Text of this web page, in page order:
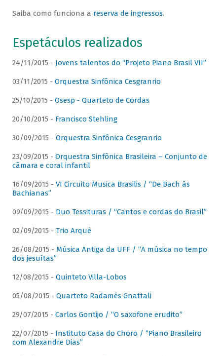
Saiba como funciona a reserva de ingressos.
Espetáculos realizados
24/11/2015 - Jovens talentos do “Projeto Piano Brasil VII”
03/11/2015 - Orquestra Sinfônica Cesgranrio
25/10/2015 - Osesp - Quarteto de Cordas
20/10/2015 - Francisco Stehling
30/09/2015 - Orquestra Sinfônica Cesgranrio
23/09/2015 - Orquestra Sinfônica Brasileira – Conjunto de
câmara e coral infantil
16/09/2015 - VI Circuito Musica Brasilis / “De Bach às
Bachianas”
09/09/2015 - Duo Tessituras / “Cantos e cordas do Brasil”
02/09/2015 - Trio Arqué
26/08/2015 - Música Antiga da UFF / “A música no tempo
dos jesuítas”
12/08/2015 - Quinteto Villa-Lobos
05/08/2015 - Quarteto Radamés Gnattali
29/07/2015 - Carlos Gontijo / “O saxofone erudito”
22/07/2015 - Instituto Casa do Choro / “Piano Brasileiro
com Alexandre Dias”